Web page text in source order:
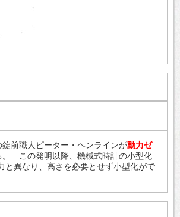
前職人ピーター・ヘンラインが動力ゼ
。 この発明以降、機械式時計の小型化
と異なり、高さを必要とせず小型化がで